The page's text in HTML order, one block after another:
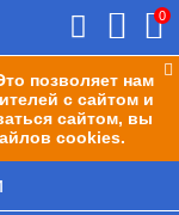
позволяет нам
с сайтом и
сайтом, вы
cookies.
0